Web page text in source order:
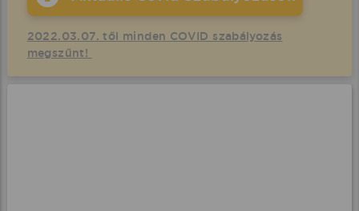
2022.03.07. től minden COVID szabályozás
megszűnt!